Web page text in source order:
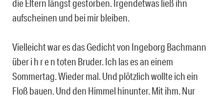
die Eltern längst gestorben. Irgendetwas ließ ihn
aufscheinen und bei mir bleiben.
Vielleicht war es das Gedicht von Ingeborg Bachmann
über i h r e n toten Bruder. Ich las es an einem
Sommertag. Wieder mal. Und plötzlich wollte ich ein
Floß bauen. Und den Himmel hinunter. Mit ihm. Nur